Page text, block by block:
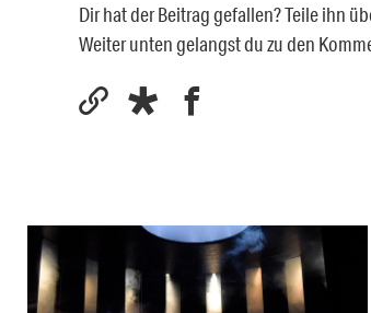
Dir hat der Beitrag gefallen? Teile ihn
Weiter unten gelangst du zu den